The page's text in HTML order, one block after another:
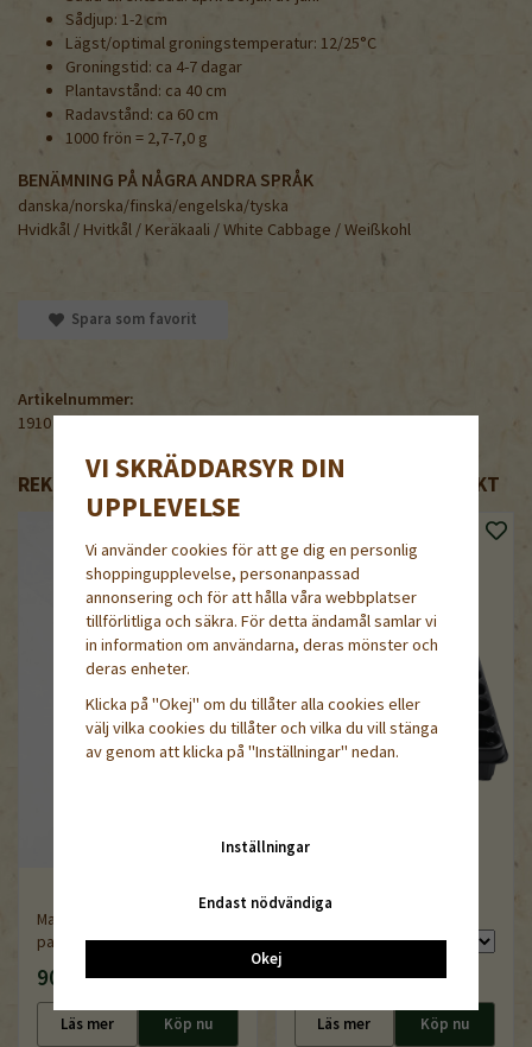
Sådjup: 1-2 cm
Lägst/optimal groningstemperatur: 12/25°C
Groningstid: ca 4-7 dagar
Plantavstånd: ca 40 cm
Radavstånd: ca 60 cm
1000 frön = 2,7-7,0 g
BENÄMNING PÅ NÅGRA ANDRA SPRÅK
danska/norska/finska/engelska/tyska
Hvidkål / Hvitkål / Keräkaali / White Cabbage / Weißkohl
Spara som favorit
Artikelnummer:
1910
REKOMMENDERADE TILLBEHÖR TILL DENNA PRODUKT
Markankare, U-krampa, 20-
pack
90 kr
Läs mer Köp nu
QuickPot QPD 60 /5,5R
79 kr
Läs mer Köp nu
VI SKRÄDDARSYR DIN
UPPLEVELSE
Vi använder cookies för att ge dig en personlig
shoppingupplevelse, personanpassad
annonsering och för att hålla våra webbplatser
tillförlitliga och säkra. För detta ändamål samlar vi
in information om användarna, deras mönster och
deras enheter.
Klicka på "Okej" om du tillåter alla cookies eller
välj vilka cookies du tillåter och vilka du vill stänga
av genom att klicka på "Inställningar" nedan.
Inställningar
Endast nödvändiga
Okej